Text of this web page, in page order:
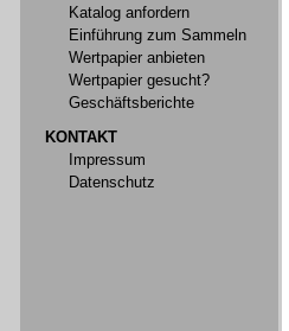
Katalog anfordern
Einführung zum Sammeln
Wertpapier anbieten
Wertpapier gesucht?
Geschäftsberichte
KONTAKT
Impressum
Datenschutz